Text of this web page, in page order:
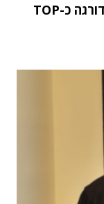
מחקר STKI השנתי: וואן טכנולוגיות דורגה כ-TOP